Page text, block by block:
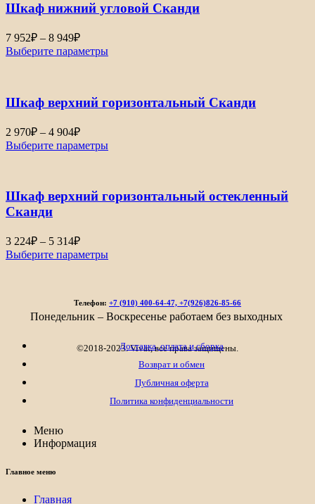
4
Шкаф нижний угловой Сканди
7 952₽ – 8 949₽Диапазон
цен:
7
8
Выберите параметры
Шкаф верхний горизонтальный Сканди
2 970₽ – 4 904₽Диапазон
цен:
2
4
Выберите параметры
Шкаф верхний горизонтальный остекленный
Сканди
3 224₽ – 5 314₽Диапазон
цен:
3
5
314₽
Выберите параметры
Телефон: +7 (910) 400-64-47, +7(926)826-85-66
Понедельник – Воскресенье работаем без выходных
©2018-2023. Vivat, все права защищены.
Доставка, оплата и сборка
Возврат и обмен
Публичная оферта
Политика конфиденциальности
Меню
Информация
Главное меню
Главная